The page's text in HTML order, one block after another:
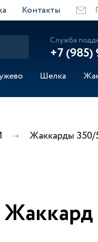
Контакты
Служба
+7 (985)
Шелка
Жаккарды 350/